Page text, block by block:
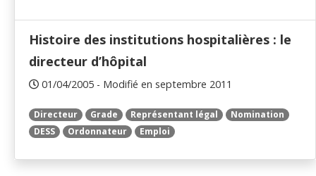
Histoire des institutions hospitalières : le
directeur d’hôpital
01/04/2005 - Modifié en septembre 2011
Directeur Grade Représentant légal
Nomination
DESS
Ordonnateur Emploi